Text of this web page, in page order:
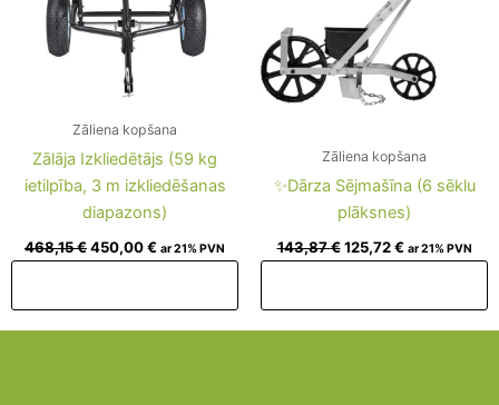
Zāliena kopšana
Zālāja Izkliedētājs (59 kg
ietilpība, 3 m izkliedēšanas
diapazons)
468,15€450,00€ ar 21% PVN
Zāliena kopšana
✨Dārza Sējmašīna (6 sēklu
plāksnes)
143,87€ 125,72€ ar 21% PVN